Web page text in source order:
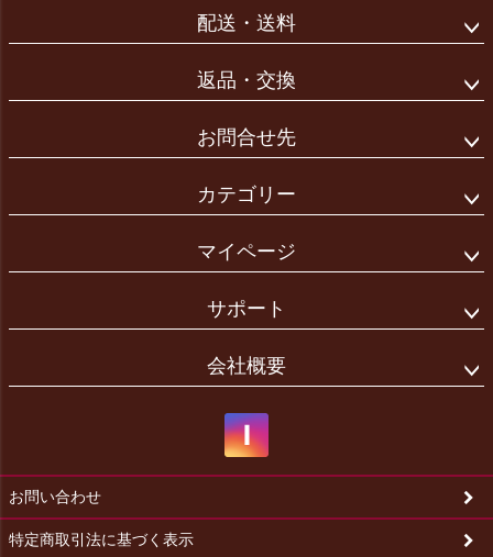
配送・送料
返品・交換
お問合せ先
カテゴリー
マイページ
サポート
会社概要
お問い合わせ
特定商取引法に基づく表示